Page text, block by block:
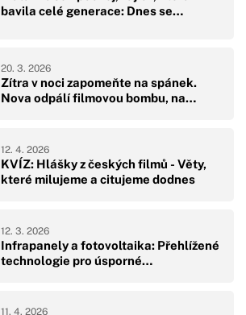
bavila celé generace: Dnes se…
Zítra v noci zapomeňte na spánek.
Nova odpálí filmovou bombu, na…
20. 3. 2026
KVÍZ: Hlášky z českých filmů - Věty,
které milujeme a citujeme dodnes
12. 4. 2026
Infrapanely a fotovoltaika: Přehlížené
technologie pro úsporné…
12. 3. 2026
11. 4. 2026